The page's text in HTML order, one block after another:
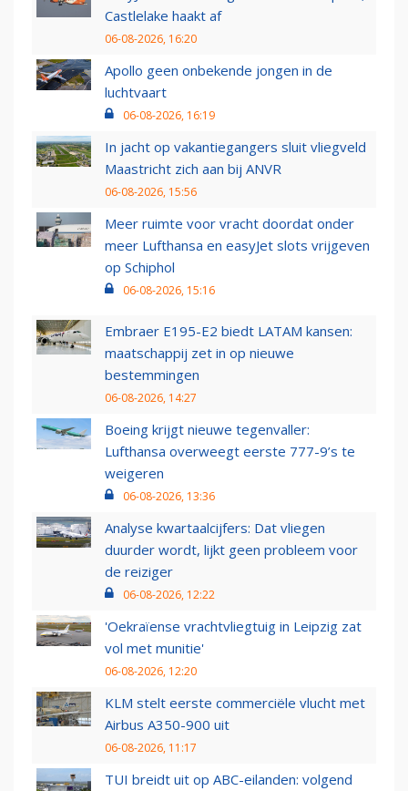
Castlelake haakt af
06-08-2026, 16:20
Apollo geen onbekende jongen in de
luchtvaart
06-08-2026, 16:19
In jacht op vakantiegangers sluit vliegveld
Maastricht zich aan bij ANVR
06-08-2026, 15:56
Meer ruimte voor vracht doordat onder
meer Lufthansa en easyJet slots vrijgeven
op Schiphol
06-08-2026, 15:16
Embraer E195-E2 biedt LATAM kansen:
maatschappij zet in op nieuwe
bestemmingen
06-08-2026, 14:27
Boeing krijgt nieuwe tegenvaller:
Lufthansa overweegt eerste 777-9’s te
weigeren
06-08-2026, 13:36
Analyse kwartaalcijfers: Dat vliegen
duurder wordt, lijkt geen probleem voor
de reiziger
06-08-2026, 12:22
'Oekraïense vrachtvliegtuig in Leipzig zat
vol met munitie'
06-08-2026, 12:20
KLM stelt eerste commerciële vlucht met
Airbus A350-900 uit
06-08-2026, 11:17
TUI breidt uit op ABC-eilanden: volgend